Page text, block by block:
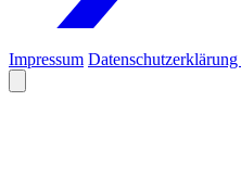
Impressum Datenschutzerklärung